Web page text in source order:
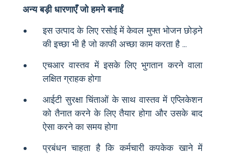
अन्य बड़ी धारणाएँ जो हमने बनाईं
इस उत्पाद के लिए रसोई में केवल मुफ्त भोजन छोड़ने
की इच्छा भी है जो काफी अच्छा काम करता है ...
एचआर वास्तव में इसके लिए भुगतान करने वाला
लक्षित ग्राहक होगा
आईटी सुरक्षा चिंताओं के साथ वास्तव में एप्लिकेशन
को तैनात करने के लिए तैयार होगा और उसके बाद
ऐसा करने का समय होगा
प्रबंधन चाहता है कि कर्मचारी कपकेक खाने में